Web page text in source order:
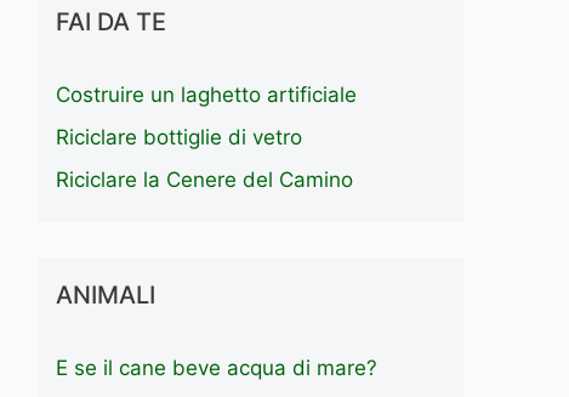
FAI DA TE
Costruire un laghetto artificiale
Riciclare bottiglie di vetro
Riciclare la Cenere del Camino
ANIMALI
E se il cane beve acqua di mare?